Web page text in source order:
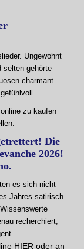
Ungewohnt
selten gehörte
charmant
zu kaufen
Die
2026!
es sich nicht
Jahres satirisch
recherchiert,
HIER oder an